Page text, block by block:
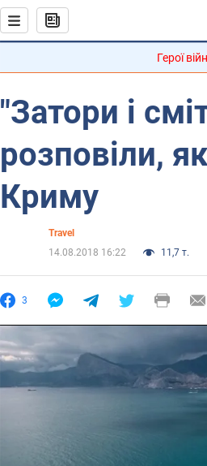
Герої
"Затори і
розповіли,
Криму
Travel
14.08.2018 16:22
11,7 т.
3